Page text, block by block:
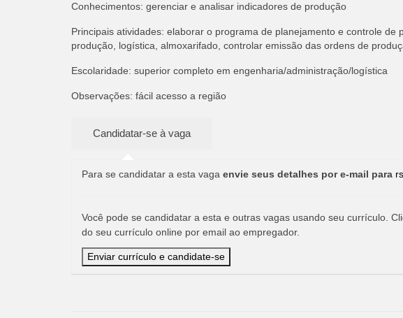
Conhecimentos: gerenciar e analisar indicadores de produção
Principais atividades: elaborar o programa de planejamento e controle
produção, logística, almoxarifado, controlar emissão das ordens de
Escolaridade: superior completo em engenharia/administração/logística
Observações: fácil acesso a região
Para se candidatar a esta vaga envie seus detalhes por e-mail para
Você pode se candidatar a esta e outras vagas usando seu currículo.
do seu currículo online por email ao empregador.